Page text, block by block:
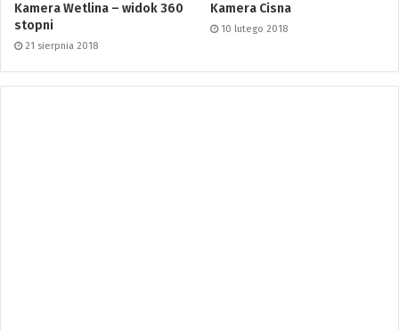
Kamera Wetlina – widok 360
stopni
21 sierpnia 2018
Kamera Cisna
10 lutego 2018